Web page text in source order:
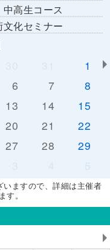
高生コース
文化セミナー
1
6 7
8
13 14
15
20 21
22
27 28
29
5
ますので、詳細は主催者
す。